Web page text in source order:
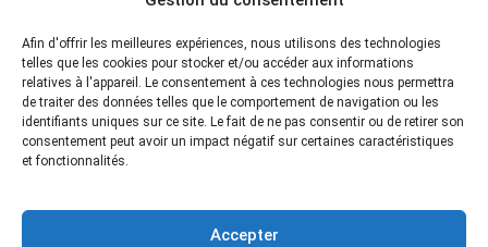
Afin d'offrir les meilleures expériences, nous utilisons des technologies
telles que les cookies pour stocker et/ou accéder aux informations
relatives à l'appareil. Le consentement à ces technologies nous permettra
de traiter des données telles que le comportement de navigation ou les
identifiants uniques sur ce site. Le fait de ne pas consentir ou de retirer son
consentement peut avoir un impact négatif sur certaines caractéristiques
et fonctionnalités.
Accepter